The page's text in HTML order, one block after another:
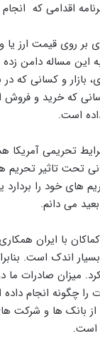
بر روی قیمت
این مساله دامن
بازار و کسانی که
که خرید و فروش
است.
تحریمی
تاثیر تحریم
های خود را
می دانم.
امروز بانک ها و شرکت های درجه
اندک است.
چگونه انجام
از بانک ها و
است.